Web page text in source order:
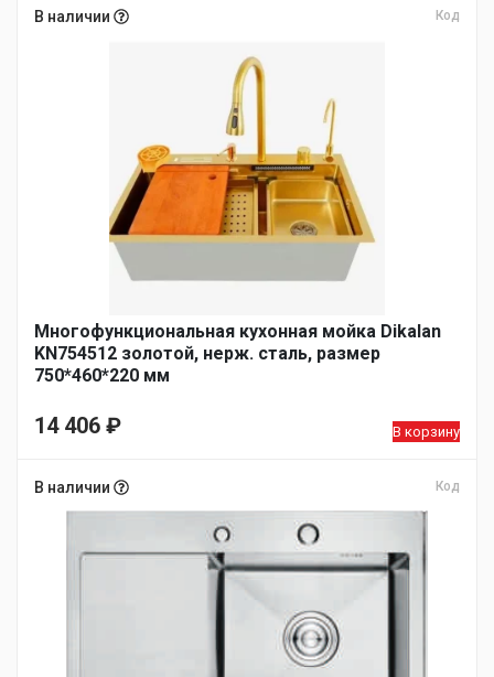
В наличии Код
Многофункциональная кухонная мойка Dikalan
KN754512 золотой, нерж. сталь, размер
750*460*220 мм
14 406 ₽ В корзину
В наличии Код